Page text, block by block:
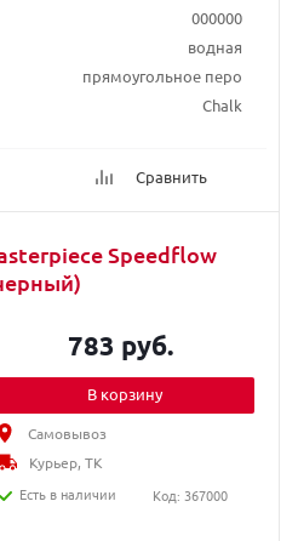
000000
водная
прямоугольное перо
Chalk
Сравнить
Speedflow
783 руб.
В корзину
Самовывоз
Курьер, ТК
Есть в наличии
Код: 367000